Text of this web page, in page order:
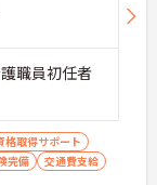
職員初任者
格取得サポート
完備 交通費支給